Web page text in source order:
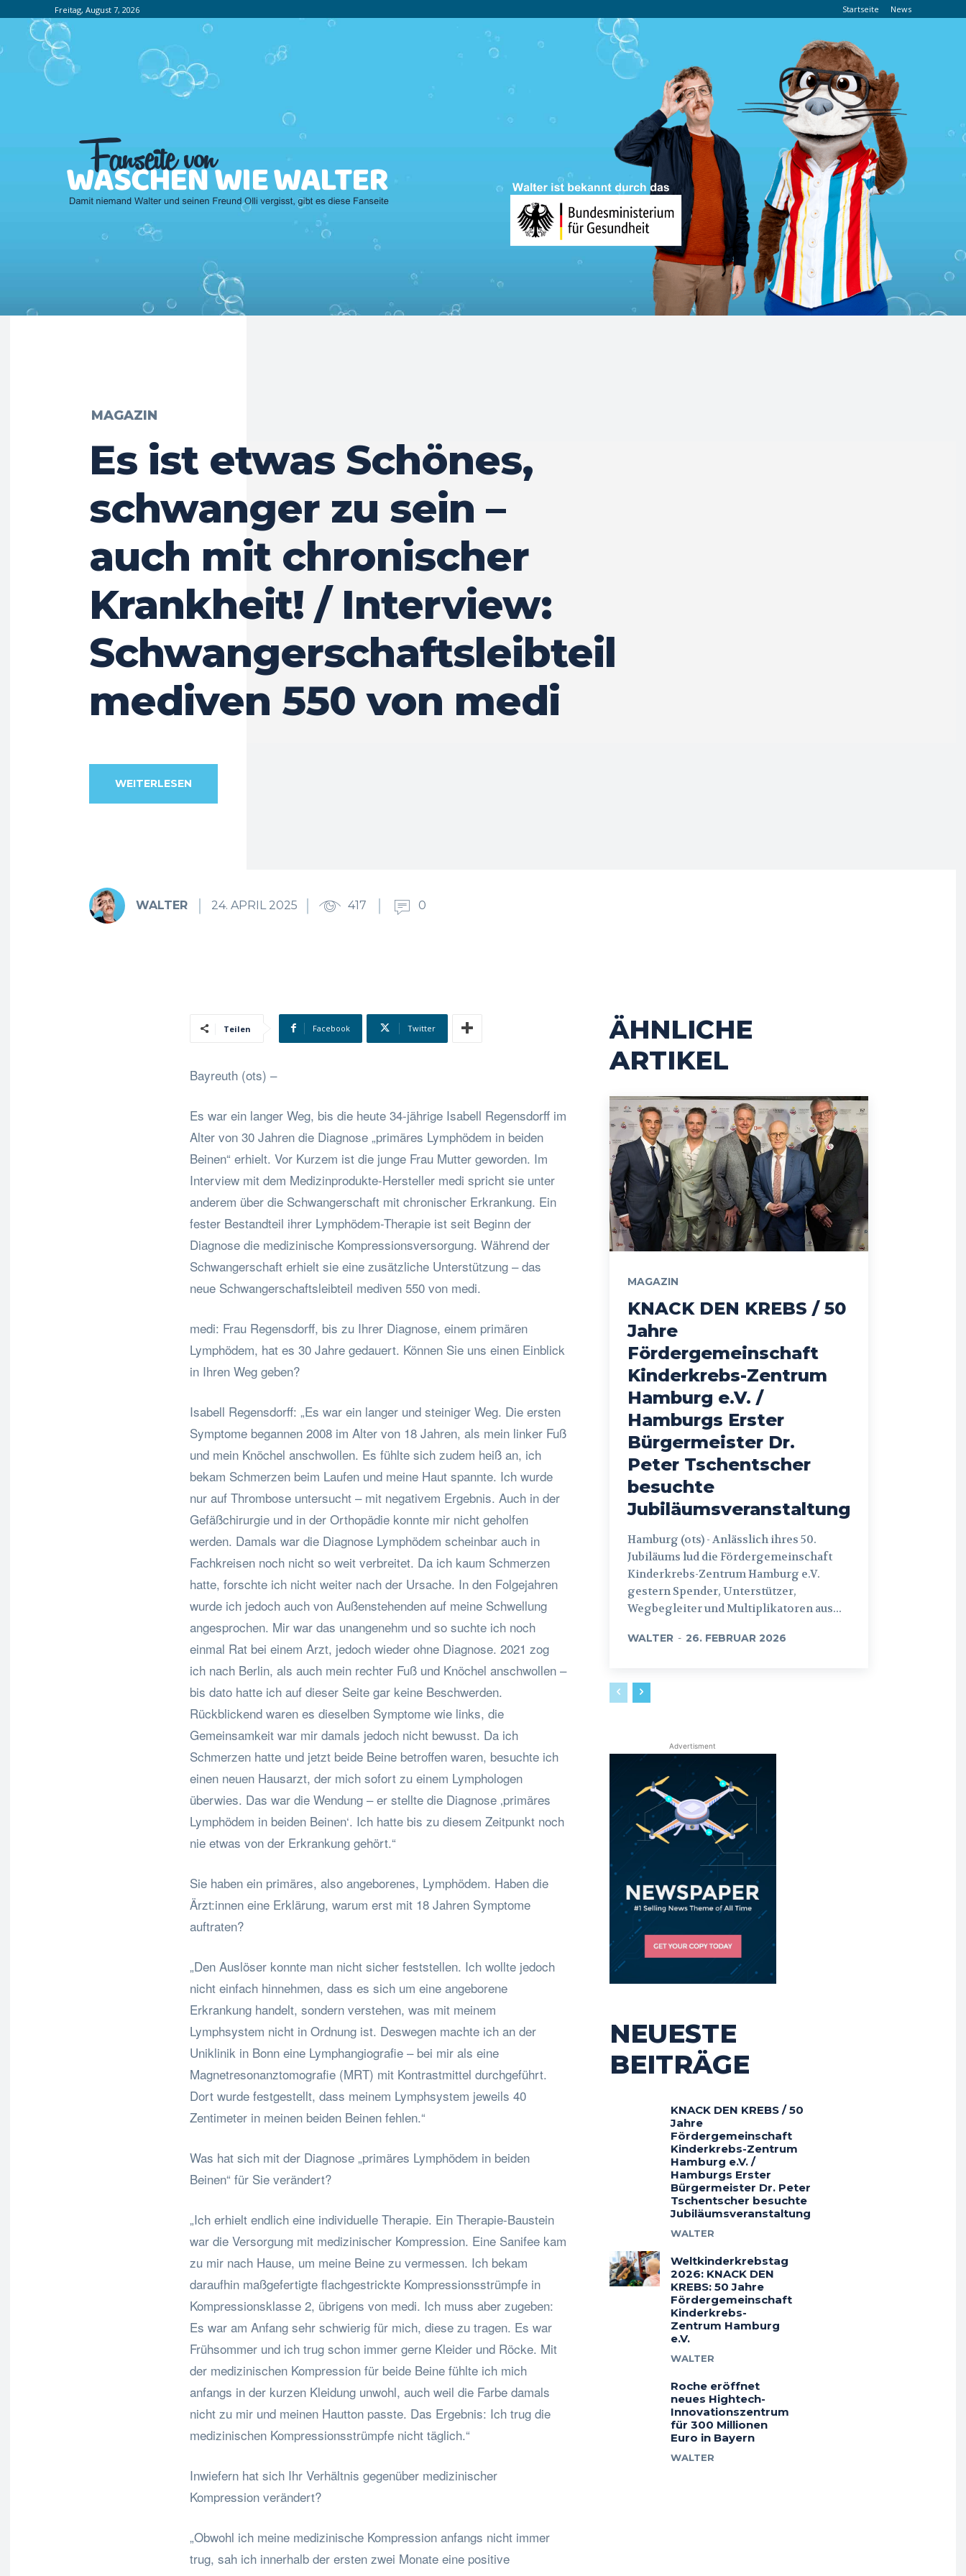
Freitag, August 7, 2026 Startseite News
MAGAZIN
Es ist etwas Schönes,
schwanger zu sein –
auch mit chronischer
Krankheit! / Interview:
Schwangerschaftsleibteil
mediven 550 von medi
WEITERLESEN
WALTER 24. APRIL 2025 417 0
Teilen Facebook Twitter
Bayreuth (ots) –
Es war ein langer Weg, bis die heute 34-jährige Isabell Regensdorff im
Alter von 30 Jahren die Diagnose „primäres Lymphödem in beiden
Beinen“ erhielt. Vor Kurzem ist die junge Frau Mutter geworden. Im
Interview mit dem Medizinprodukte-Hersteller medi spricht sie unter
anderem über die Schwangerschaft mit chronischer Erkrankung. Ein
fester Bestandteil ihrer Lymphödem-Therapie ist seit Beginn der
Diagnose die medizinische Kompressionsversorgung. Während der
Schwangerschaft erhielt sie eine zusätzliche Unterstützung – das
neue Schwangerschaftsleibteil mediven 550 von medi.
medi: Frau Regensdorff, bis zu Ihrer Diagnose, einem primären
Lymphödem, hat es 30 Jahre gedauert. Können Sie uns einen Einblick
in Ihren Weg geben?
Isabell Regensdorff: „Es war ein langer und steiniger Weg. Die ersten
Symptome begannen 2008 im Alter von 18 Jahren, als mein linker Fuß
und mein Knöchel anschwollen. Es fühlte sich zudem heiß an, ich
bekam Schmerzen beim Laufen und meine Haut spannte. Ich wurde
nur auf Thrombose untersucht – mit negativem Ergebnis. Auch in der
Gefäßchirurgie und in der Orthopädie konnte mir nicht geholfen
werden. Damals war die Diagnose Lymphödem scheinbar auch in
Fachkreisen noch nicht so weit verbreitet. Da ich kaum Schmerzen
hatte, forschte ich nicht weiter nach der Ursache. In den Folgejahren
wurde ich jedoch auch von Außenstehenden auf meine Schwellung
angesprochen. Mir war das unangenehm und so suchte ich noch
einmal Rat bei einem Arzt, jedoch wieder ohne Diagnose. 2021 zog
ich nach Berlin, als auch mein rechter Fuß und Knöchel anschwollen –
bis dato hatte ich auf dieser Seite gar keine Beschwerden.
Rückblickend waren es dieselben Symptome wie links, die
Gemeinsamkeit war mir damals jedoch nicht bewusst. Da ich
Schmerzen hatte und jetzt beide Beine betroffen waren, besuchte ich
einen neuen Hausarzt, der mich sofort zu einem Lymphologen
überwies. Das war die Wendung – er stellte die Diagnose ‚primäres
Lymphödem in beiden Beinen‘. Ich hatte bis zu diesem Zeitpunkt noch
nie etwas von der Erkrankung gehört.“
Sie haben ein primäres, also angeborenes, Lymphödem. Haben die
Ärzt:innen eine Erklärung, warum erst mit 18 Jahren Symptome
auftraten?
„Den Auslöser konnte man nicht sicher feststellen. Ich wollte jedoch
nicht einfach hinnehmen, dass es sich um eine angeborene
Erkrankung handelt, sondern verstehen, was mit meinem
Lymphsystem nicht in Ordnung ist. Deswegen machte ich an der
Uniklinik in Bonn eine Lymphangiografie – bei mir als eine
Magnetresonanztomografie (MRT) mit Kontrastmittel durchgeführt.
Dort wurde festgestellt, dass meinem Lymphsystem jeweils 40
Zentimeter in meinen beiden Beinen fehlen.“
Was hat sich mit der Diagnose „primäres Lymphödem in beiden
Beinen“ für Sie verändert?
„Ich erhielt endlich eine individuelle Therapie. Ein Therapie-Baustein
war die Versorgung mit medizinischer Kompression. Eine Sanifee kam
zu mir nach Hause, um meine Beine zu vermessen. Ich bekam
daraufhin maßgefertigte flachgestrickte Kompressionsstrümpfe in
Kompressionsklasse 2, übrigens von medi. Ich muss aber zugeben:
Es war am Anfang sehr schwierig für mich, diese zu tragen. Es war
Frühsommer und ich trug schon immer gerne Kleider und Röcke. Mit
der medizinischen Kompression für beide Beine fühlte ich mich
anfangs in der kurzen Kleidung unwohl, auch weil die Farbe damals
nicht zu mir und meinen Hautton passte. Das Ergebnis: Ich trug die
medizinischen Kompressionsstrümpfe nicht täglich.“
Inwiefern hat sich Ihr Verhältnis gegenüber medizinischer
Kompression verändert?
„Obwohl ich meine medizinische Kompression anfangs nicht immer
trug, sah ich innerhalb der ersten zwei Monate eine positive
ÄHNLICHE
ARTIKEL
MAGAZIN
KNACK DEN KREBS / 50
Jahre
Fördergemeinschaft
Kinderkrebs-Zentrum
Hamburg e.V. /
Hamburgs Erster
Bürgermeister Dr.
Peter Tschentscher
besuchte
Jubiläumsveranstaltung
Hamburg (ots) - Anlässlich ihres 50.
Jubiläums lud die Fördergemeinschaft
Kinderkrebs-Zentrum Hamburg e.V.
gestern Spender, Unterstützer,
Wegbegleiter und Multiplikatoren aus...
WALTER - 26. FEBRUAR 2026
Advertisment
NEUESTE
BEITRÄGE
KNACK DEN KREBS / 50
Jahre
Fördergemeinschaft
Kinderkrebs-Zentrum
Hamburg e.V. /
Hamburgs Erster
Bürgermeister Dr. Peter
Tschentscher besuchte
Jubiläumsveranstaltung
WALTER
Weltkinderkrebstag
2026: KNACK DEN
KREBS: 50 Jahre
Fördergemeinschaft
Kinderkrebs-
Zentrum Hamburg
e.V.
WALTER
Roche eröffnet
neues Hightech-
Innovationszentrum
für 300 Millionen
Euro in Bayern
WALTER